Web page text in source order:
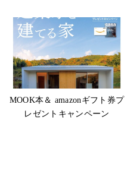
MOOK本＆ amazonギフト券プ
レゼントキャンペーン